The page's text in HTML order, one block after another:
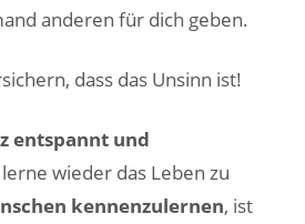
anderen für dich geben.
dass das Unsinn ist!
entspannt und
wieder das Leben zu
kennenzulernen, ist